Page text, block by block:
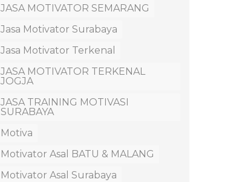
JASA MOTIVATOR SEMARANG
Jasa Motivator Surabaya
Jasa Motivator Terkenal
JASA MOTIVATOR TERKENAL
JOGJA
JASA TRAINING MOTIVASI
SURABAYA
Motiva
Motivator Asal BATU & MALANG
Motivator Asal Surabaya